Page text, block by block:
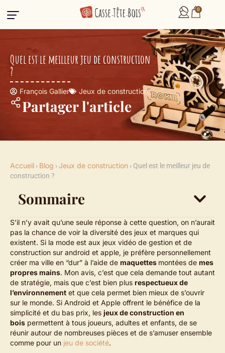
0
Quel est le meilleur jeu de construction
?
François Gallier Jeux de construction
Partager l'article
Accueil › Blog ›Jeux de construction › Quel est le meilleur jeu de
construction ?
Sommaire
S’il n’y avait qu’une seule réponse à cette question, on n’aurait
pas la chance de voir la diversité des jeux et marques qui
existent. Si la mode est aux jeux vidéo de gestion et de
construction sur android et apple, je préfère personnellement
créer ma ville en “dur” à l’aide de maquettes montées de mes
propres mains. Mon avis, c’est que cela demande tout autant
de stratégie, mais que c’est bien plus respectueux de
l’environnement et que cela permet bien mieux de s’ouvrir
sur le monde. Si Android et Apple offrent le bénéfice de la
simplicité et du bas prix, les jeux de construction en
bois permettent à tous joueurs, adultes et enfants, de se
réunir autour de nombreuses pièces et de s’amuser ensemble
comme pour un jeu de société.